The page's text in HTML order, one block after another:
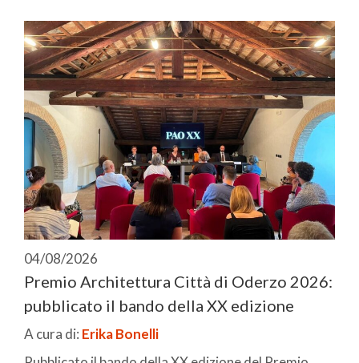
04/08/2026
Premio Architettura Città di Oderzo 2026:
pubblicato il bando della XX edizione
A cura di: Erika Bonelli